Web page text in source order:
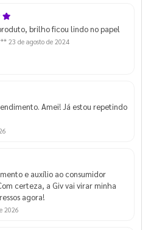
brilho ficou lindo no papel
23 de agosto de 2024
Amei! Já estou repetindo
e auxílio ao consumidor
certeza, a Giv vai virar minha
agora!
2026